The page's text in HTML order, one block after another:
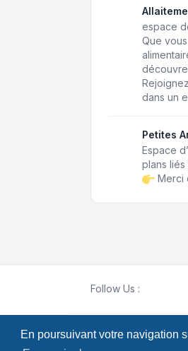
En poursuivant votre navigation
espace
Que
dans un
Petites
Espace
plans
Merci
Follow Us :
Développé par